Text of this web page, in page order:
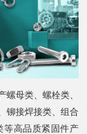
母类、螺栓类、
铆接焊接类、组合
等高品质紧固件产